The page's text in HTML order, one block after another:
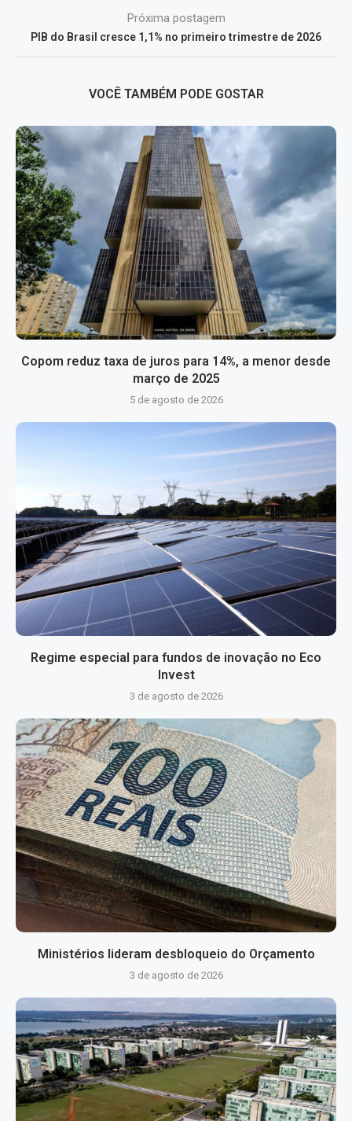
Próxima postagem
PIB do Brasil cresce 1,1% no primeiro trimestre de 2026
VOCÊ TAMBÉM PODE GOSTAR
Copom reduz taxa de juros para 14%, a menor desde
março de 2025
5 de agosto de 2026
Regime especial para fundos de inovação no Eco
Invest
3 de agosto de 2026
Ministérios lideram desbloqueio do Orçamento
3 de agosto de 2026